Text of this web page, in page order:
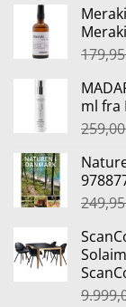
Meraki
ml fra